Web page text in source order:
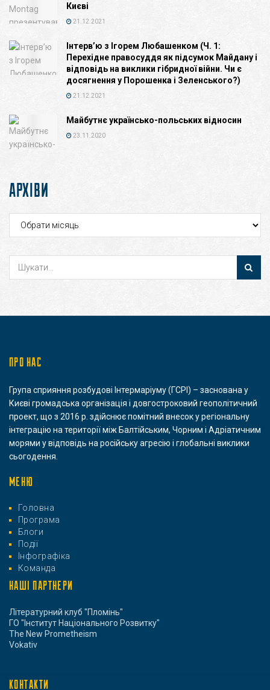
Києві
21.12.2021
Інтерв’ю з Ігорем Любашенком (Ч. 1:
Перехідне правосуддя як підсумок Майдану і
відповідь на виклики гібридної війни. Чи є
досягнення у Порошенка і Зеленського?)
21.12.2021
Майбутнє українсько-польських відносин
23.11.2020
АРХІВИ
Архіви
ПРО НАС
Група сприяння розбудові Інтермаріуму (ГСРІ) – заснована у
Києві громадська організація і довгостроковий геополітичний
проект, що з 2016 р. здійснює помітний внесок у регіональну
інтеграцію на території між Балтійським, Чорним і Адріатичним
морями у відповідь на російську агресію і глобальні виклики
сьогодення.
МЕНЮ
Головна
Програма
Блоги
Події
Інфографіка
Команда
НАШІ ПАРТНЕРИ
Літературний клуб "Пломінь"
ГО "Інститут Національного Розвитку"
The New Prometheism
Vokativ
КОНТАКТИ